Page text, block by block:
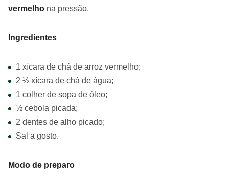
vermelho na pressão.
Ingredientes
1 xícara de chá de arroz vermelho;
2 ½ xícara de chá de água;
1 colher de sopa de óleo;
½ cebola picada;
2 dentes de alho picado;
Sal a gosto.
Modo de preparo